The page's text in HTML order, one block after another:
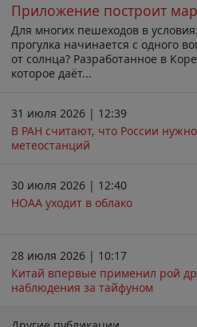
Приложение построит
Для многих пешеходов в
прогулка начинается с одного
от солнца? Разработанное в
которое даёт...
31 июля 2026 | 12:39
В РАН считают, что России
метеостанций
30 июля 2026 | 12:40
НОАА уходит в облако
28 июля 2026 | 10:17
Китай впервые применил рой
наблюдения за тайфуном